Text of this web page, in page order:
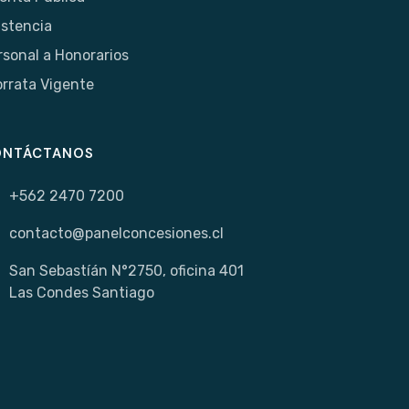
a Honorarios
Vigente
+562 2470 7200
contacto@panelconcesiones.cl
San Sebastíán N°2750, oficina 401
Las Condes Santiago